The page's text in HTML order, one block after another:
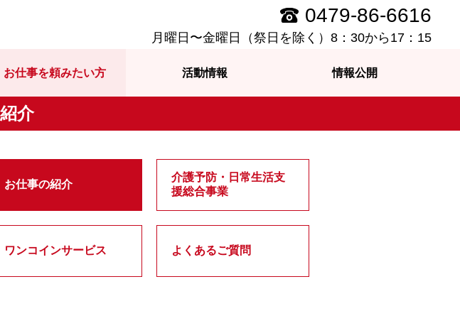
0479-86-6616
月曜日〜金曜日（祭日を除く）8：30から17：15
お仕事を頼みたい方 活動情報 情報公開
介
お仕事の紹介
介護予防・日常生活支
援総合事業
ワンコインサービス よくあるご質問